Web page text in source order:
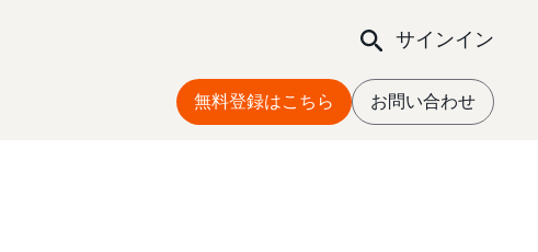
サインイン
無料登録はこちら お問い合わせ